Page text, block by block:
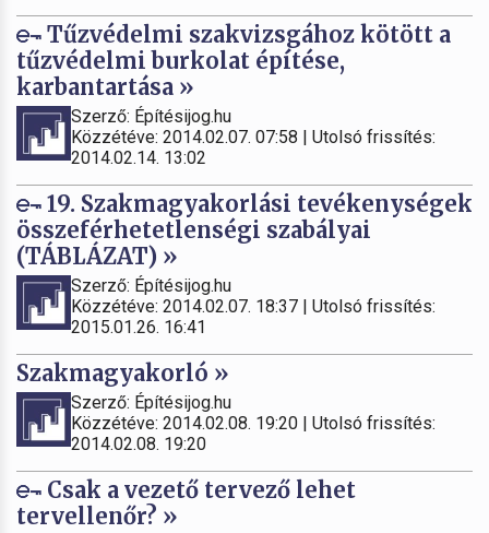
Tűzvédelmi szakvizsgához kötött a
tűzvédelmi burkolat építése,
karbantartása »
Szerző: Építésijog.hu
Közzétéve: 2014.02.07. 07:58 | Utolsó frissítés:
2014.02.14. 13:02
19. Szakmagyakorlási tevékenységek
összeférhetetlenségi szabályai
(TÁBLÁZAT) »
Szerző: Építésijog.hu
Közzétéve: 2014.02.07. 18:37 | Utolsó frissítés:
2015.01.26. 16:41
Szakmagyakorló »
Szerző: Építésijog.hu
Közzétéve: 2014.02.08. 19:20 | Utolsó frissítés:
2014.02.08. 19:20
Csak a vezető tervező lehet
tervellenőr? »